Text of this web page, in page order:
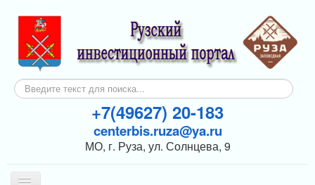
Искать...
+7(49627) 20-183
centerbis.ruza@ya.ru
МО, г. Руза, ул. Солнцева, 9